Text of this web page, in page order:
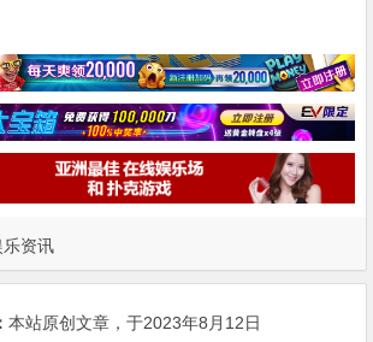
乐资讯
本站原创文章，于2023年8月12日